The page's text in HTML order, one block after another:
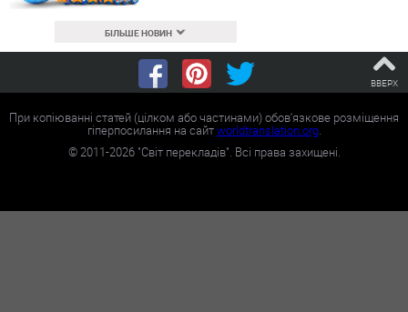
БІЛЬШЕ НОВИН
ВВЕРХ
При копіюванні статей (цілком або частинами) обов'язкове розміщення
гіперпосилання на сайтworldtranslation.org.
©2011-2026"Світ перекладів". Всі права захищені.